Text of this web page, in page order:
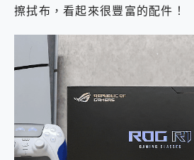
擦拭布，看起來很豐富的配件！